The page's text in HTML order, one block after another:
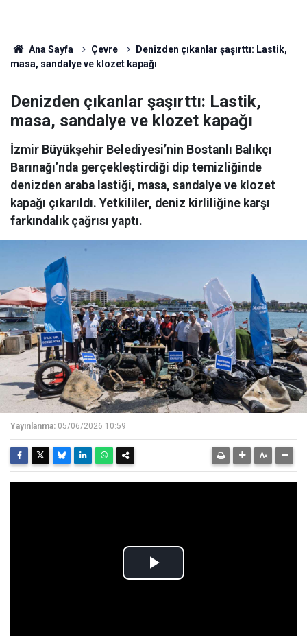
Ana Sayfa Çevre
Denizden çıkanlar şaşırttı: Lastik,
masa, sandalye ve klozet kapağı
Denizden çıkanlar şaşırttı: Lastik,
masa, sandalye ve klozet kapağı
İzmir Büyükşehir Belediyesi’nin Bostanlı Balıkçı
Barınağı’nda gerçekleştirdiği dip temizliğinde
denizden araba lastiği, masa, sandalye ve klozet
kapağı çıkarıldı. Yetkililer, deniz kirliliğine karşı
farkındalık çağrısı yaptı.
Yayınlanma: 05/06/2026 10:59